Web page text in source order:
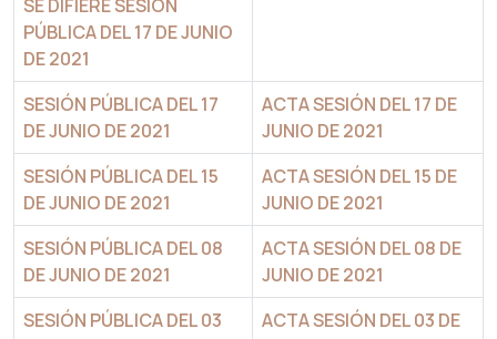
SE DIFIERE SESIÓN
PÚBLICA DEL 17 DE JUNIO
DE 2021
SESIÓN PÚBLICA DEL 17
DE JUNIO DE 2021
ACTA SESIÓN DEL 17 DE
JUNIO DE 2021
SESIÓN PÚBLICA DEL 15
DE JUNIO DE 2021
ACTA SESIÓN DEL 15 DE
JUNIO DE 2021
SESIÓN PÚBLICA DEL 08
DE JUNIO DE 2021
ACTA SESIÓN DEL 08 DE
JUNIO DE 2021
SESIÓN PÚBLICA DEL 03
ACTA SESIÓN DEL 03 DE